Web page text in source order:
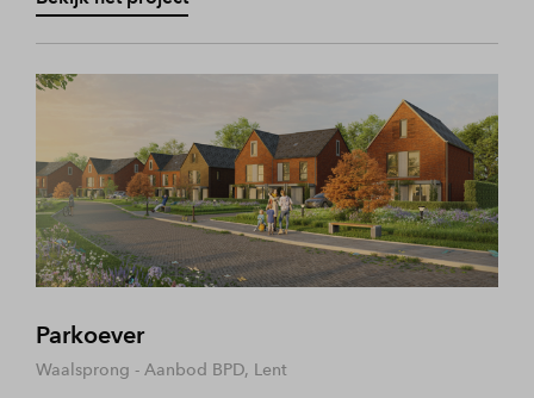
Parkoever
Waalsprong - Aanbod BPD, Lent